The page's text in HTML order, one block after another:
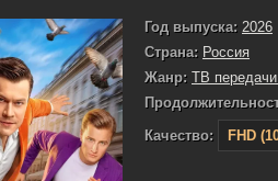
Год выпуска: 2026
Страна: Россия
Жанр: ТВ
Качество:
FHD